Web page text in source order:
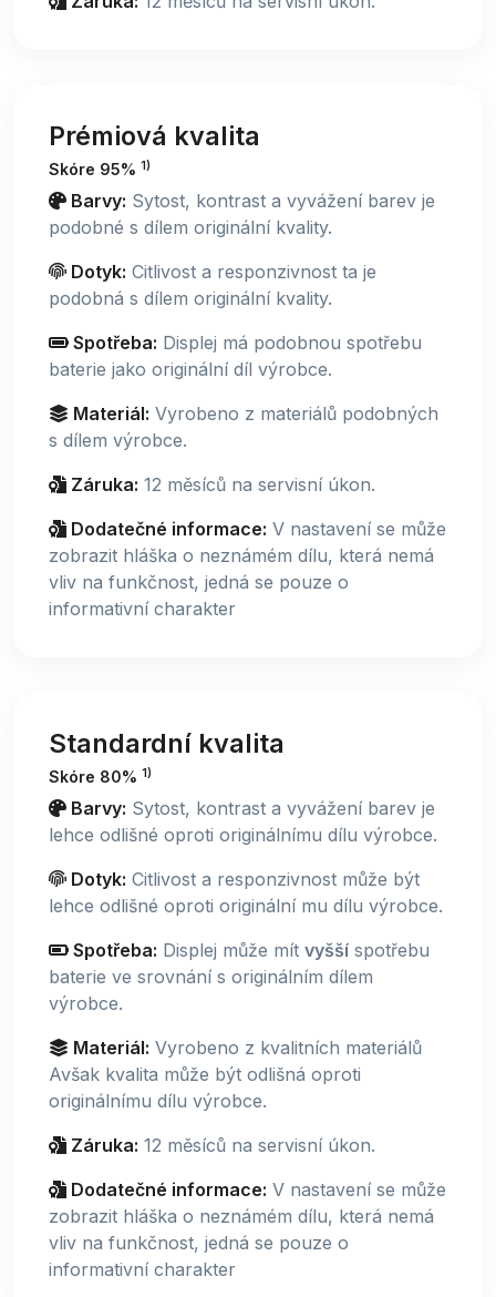
Prémiová kvalita
Skóre 95% 1)
Barvy: Sytost, kontrast a vyvážení barev je
podobné s dílem originální kvality.
Dotyk: Citlivost a responzivnost ta je
podobná s dílem originální kvality.
Spotřeba: Displej má podobnou spotřebu
baterie jako originální díl výrobce.
Materiál: Vyrobeno z materiálů podobných
s dílem výrobce.
Záruka: 12 měsíců na servisní úkon.
Dodatečné informace: V nastavení se může
zobrazit hláška o neznámém dílu, která nemá
vliv na funkčnost, jedná se pouze o
informativní charakter
Standardní kvalita
Skóre 80% 1)
Barvy: Sytost, kontrast a vyvážení barev je
lehce odlišné oproti originálnímu dílu výrobce.
Dotyk: Citlivost a responzivnost může být
lehce odlišné oproti originální mu dílu výrobce.
Spotřeba: Displej může mít vyšší spotřebu
baterie ve srovnání s originálním dílem
výrobce.
Materiál: Vyrobeno z kvalitních materiálů
Avšak kvalita může být odlišná oproti
originálnímu dílu výrobce.
Záruka: 12 měsíců na servisní úkon.
Dodatečné informace: V nastavení se může
zobrazit hláška o neznámém dílu, která nemá
vliv na funkčnost, jedná se pouze o
informativní charakter